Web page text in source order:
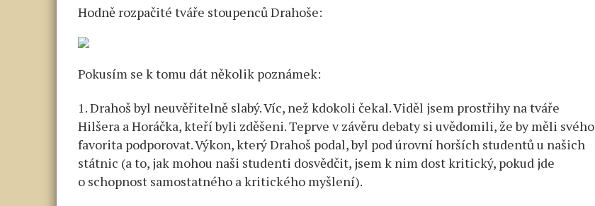
Hodně rozpačité tváře stoupenců Drahoše:
Pokusím se k tomu dát několik poznámek:
1. Drahoš byl neuvěřitelně slabý. Víc, než kdokoli čekal. Viděl jsem prostřihy na tváře
Hilšera a Horáčka, kteří byli zděšeni. Teprve v závěru debaty si uvědomili, že by měli svého
favorita podporovat. Výkon, který Drahoš podal, byl pod úrovní horších studentů u našich
státnic (a to, jak mohou naši studenti dosvědčit, jsem k nim dost kritický, pokud jde
o schopnost samostatného a kritického myšlení).